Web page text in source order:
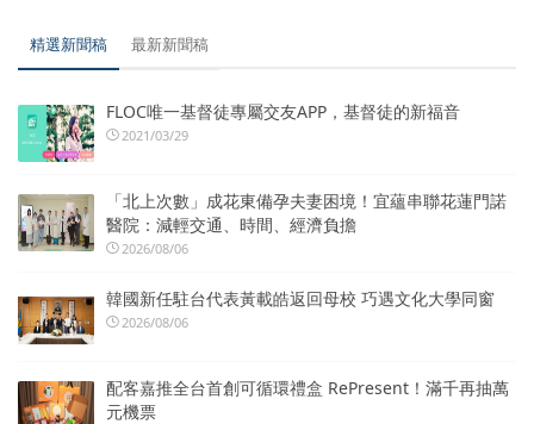
精選新聞稿 最新新聞稿
FLOC唯一基督徒專屬交友APP，基督徒的新福音
2021/03/29
「北上次數」成花東備孕夫妻困境！宜蘊串聯花蓮門諾
醫院：減輕交通、時間、經濟負擔
2026/08/06
韓國新任駐台代表黃載皓返回母校 巧遇文化大學同窗
2026/08/06
配客嘉推全台首創可循環禮盒 RePresent！滿千再抽萬
元機票